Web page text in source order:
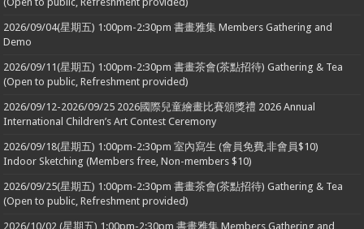
2026/09/04(星期五) 1:00pm-2:30pm 書畫雅集 Members Gathering and
Demo
2026/09/11(星期五) 1:00pm-2:30pm 書畫茶會(茶點招待) Gathering & Tea
(Open to public, Refreshment provided)
2026/09/12-2026/09/25 2026國際兒童繪畫比賽頒獎禮 2026 Annual
International Children’s Art Contest Ceremony
2026/09/18(星期五) 1:00pm-2:30pm 室內寫生 (會員免費,非會員$10)
Indoor Sketching (Members free, Non-members $10)
2026/09/25(星期五) 1:00pm-2:30pm 書畫茶會(茶點招待) Gathering & Tea
(Open to public, Refreshment provided)
2026/10/02 (星期五) 1:00pm-2:30pm 書畫雅集 Members Gathering and